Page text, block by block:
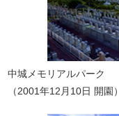
中城メモリアルパーク
（2001年12月10日 開園）